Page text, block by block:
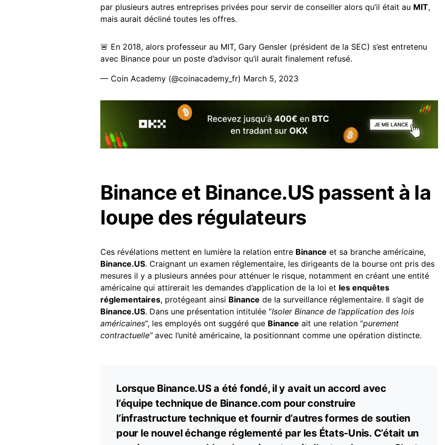
par plusieurs autres entreprises privées pour servir de conseiller alors qu’il était au MIT,
mais aurait décliné toutes les offres.
🚨 En 2018, alors professeur au MIT, Gary Gensler (président de la SEC) s’est entretenu
avec Binance pour un poste d’advisor qu’il aurait finalement refusé.
— Coin Academy (@coinacademy_fr) March 5, 2023
Binance et Binance.US passent à la
loupe des régulateurs
Ces révélations mettent en lumière la relation entre Binance et sa branche américaine,
Binance.US. Craignant un examen réglementaire, les dirigeants de la bourse ont pris des
mesures il y a plusieurs années pour atténuer le risque, notamment en créant une entité
américaine qui attirerait les demandes d’application de la loi et les enquêtes
réglementaires, protégeant ainsi Binance de la surveillance réglementaire. Il s’agit de
Binance.US. Dans une présentation intitulée “Isoler Binance de l’application des lois
américaines“, les employés ont suggéré que Binance ait une relation “purement
contractuelle”avec l’unité américaine, la positionnant comme une opération distincte.
Lorsque Binance.US a été fondé, il y avait un accord avec
l’équipe technique de Binance.com pour construire
l’infrastructure technique et fournir d’autres formes de soutien
pour le nouvel échange réglementé par les États-Unis. C’était un